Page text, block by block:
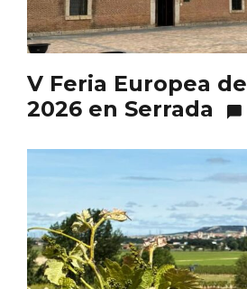
V Feria Europea
2026 en Serrada
Enoturismo visitando la
La Olmilla, en Peñafiel